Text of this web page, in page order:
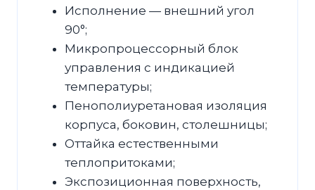
Исполнение — внешний угол
90°;
Микропроцессорный блок
управления с индикацией
температуры;
Пенополиуретановая изоляция
корпуса, боковин, столешницы;
Оттайка естественными
теплопритоками;
Экспозиционная поверхность,